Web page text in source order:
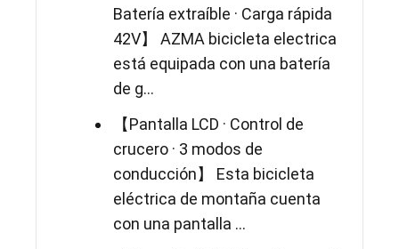
Batería extraíble · Carga rápida
42V】 AZMA bicicleta electrica
está equipada con una batería
de g...
【Pantalla LCD · Control de
crucero · 3 modos de
conducción】 Esta bicicleta
eléctrica de montaña cuenta
con una pantalla ...